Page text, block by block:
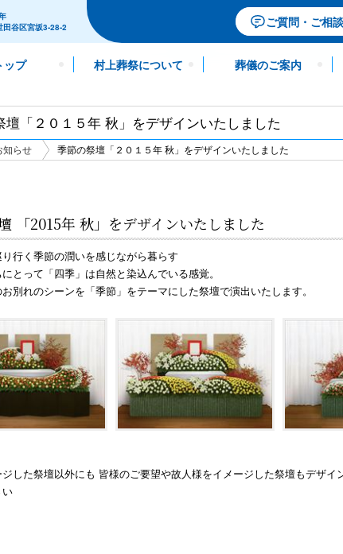
田谷区宮坂3-28-2 ご質問・ご相談
ップ 村上葬祭について 葬儀のご案内
壇「２０１５年 秋」をデザインいたしました
知らせ 季節の祭壇「２０１５年 秋」をデザインいたしました
「2015年 秋」をデザインいたしました
行く季節の潤いを感じながら暮らす
とって「四季」は自然と染込んでいる感覚。
別れのシーンを「季節」をテーマにした祭壇で演出いたします。
した祭壇以外にも 皆様のご要望や故人様をイメージした祭壇もデザイ
い